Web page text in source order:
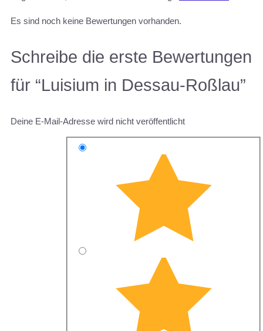
Es sind noch keine Bewertungen vorhanden.
Schreibe die erste Bewertungen
für “Luisium in Dessau-Roßlau”
Deine E-Mail-Adresse wird nicht veröffentlicht